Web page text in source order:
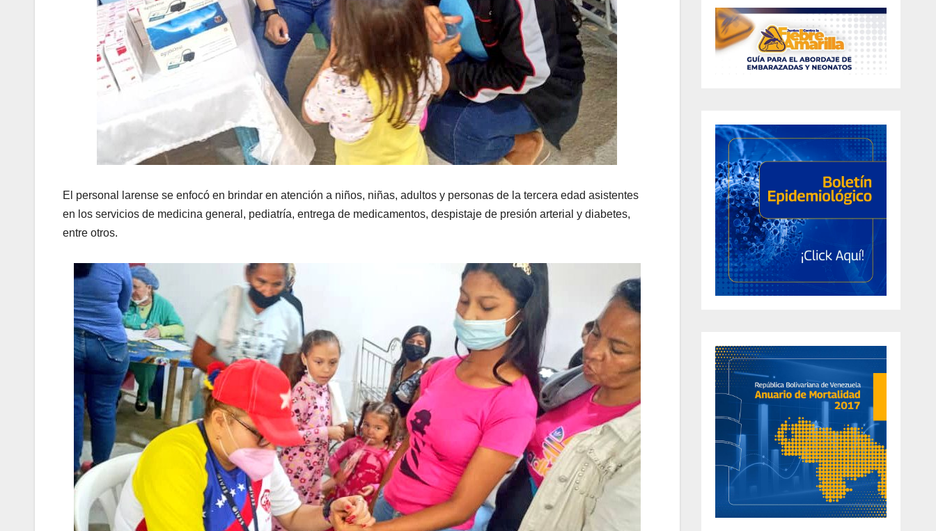
El personal larense se enfocó en brindar en atención a niños, niñas, adultos y personas de la tercera edad asistentes
en los servicios de medicina general, pediatría, entrega de medicamentos, despistaje de presión arterial y diabetes,
entre otros.